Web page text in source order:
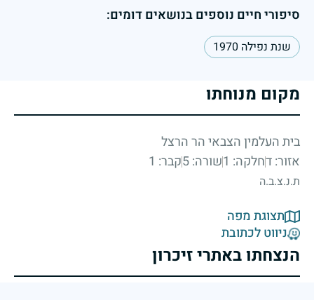
סיפורי חיים נוספים בנושאים דומים:
שנת נפילה 1970
מקום מנוחתו
בית העלמין הצבאי הר הרצל
אזור: דחלקה: 1 שורה: 5 קבר: 1
ת.נ.צ.ב.ה
תצוגת מפה
ניווט לכתובת
הנצחתו באתרי זיכרון